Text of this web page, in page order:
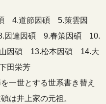
4.道節因碩 5.策雲因
達因碩 9.春策因碩 10.
因碩 13.松本因碩 14.大
田栄芳
一世とする世系書き替え
は井上家の元祖。